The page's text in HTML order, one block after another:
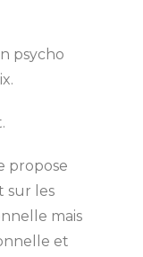
psycho
propose
sur les
mais
et